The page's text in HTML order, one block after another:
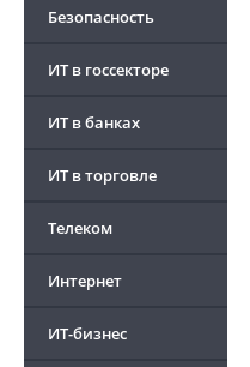
Безопасность
ИТ в госсекторе
ИТ в банках
ИТ в торговле
Телеком
Интернет
ИТ-бизнес